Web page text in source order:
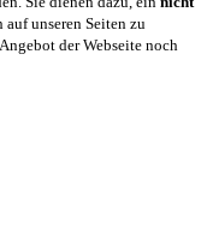
unseren Seiten zu
der Webseite noch